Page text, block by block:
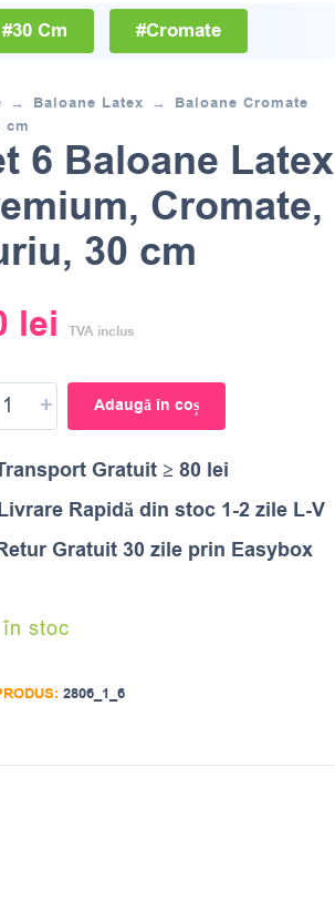
#30 Cm #Cromate
Baloane Latex
Baloane Cromate
cm
6 Baloane Latex
Cromate,
30 cm
lei TVA inclus
+ Adaugă în coș
Gratuit ≥ 80 lei
Rapidă din stoc 1-2 zile L-V
Gratuit 30 zile prin Easybox
în stoc
2806_1_6